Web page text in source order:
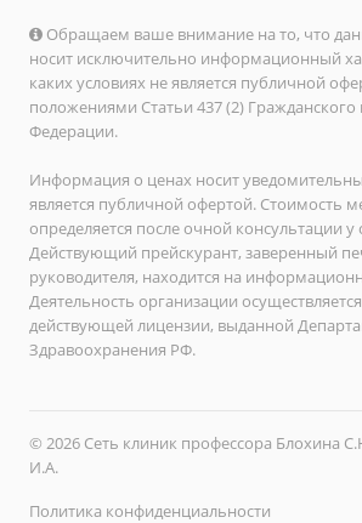
Обращаем ваше внимание на то, что
носит исключительно информационный
каких условиях не является публичной
положениями Статьи 437 (2) Гражданского
Федерации.
Информация о ценах носит
является публичной офертой. Стоимость
определяется после очной консультации у
Действующий прейскурант, заверенный
руководителя, находится на
Деятельность организации
действующей лицензии, выданной
Здравоохранения РФ.
© 2026 Сеть клиник профессора Блохина
И.А.
Политика конфиденциальности